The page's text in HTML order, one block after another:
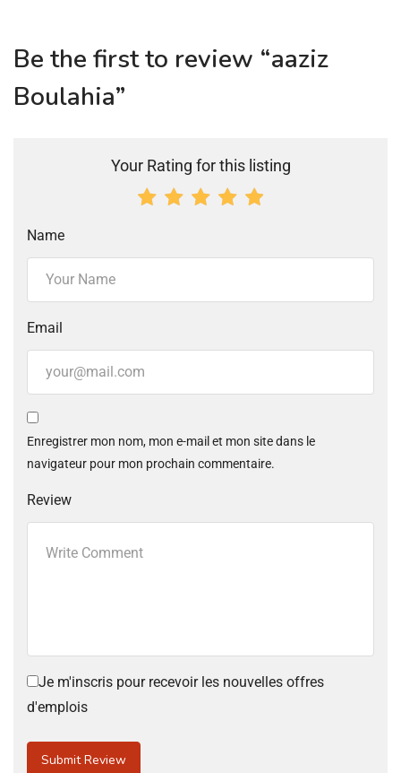
Be the first to review “aaziz
Boulahia”
Your Rating for this listing
Name
Email
Enregistrer mon nom, mon e-mail et mon site dans le
navigateur pour mon prochain commentaire.
Review
Je m'inscris pour recevoir les nouvelles offres
d'emplois